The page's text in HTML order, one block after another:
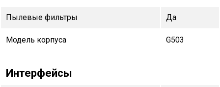
Пылевые фильтры Да
Модель корпуса G503
Интерфейсы